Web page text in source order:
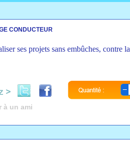
CONDUCTEUR
ses projets sans embûches, contre la
à un ami